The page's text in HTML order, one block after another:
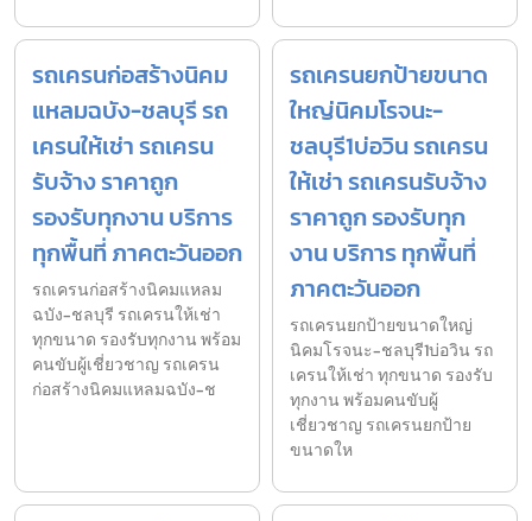
รถเครนก่อสร้างนิคม
แหลมฉบัง-ชลบุรี รถ
เครนให้เช่า รถเครน
รับจ้าง ราคาถูก
รองรับทุกงาน บริการ
ทุกพื้นที่ ภาคตะวันออก
รถเครนก่อสร้างนิคมแหลม
ฉบัง-ชลบุรี รถเครนให้เช่า
ทุกขนาด รองรับทุกงาน พร้อม
คนขับผู้เชี่ยวชาญ รถเครน
ก่อสร้างนิคมแหลมฉบัง-ช
รถเครนยกป้ายขนาด
ใหญ่นิคมโรจนะ-
ชลบุรี1บ่อวิน รถเครน
ให้เช่า รถเครนรับจ้าง
ราคาถูก รองรับทุก
งาน บริการ ทุกพื้นที่
ภาคตะวันออก
รถเครนยกป้ายขนาดใหญ่
นิคมโรจนะ-ชลบุรี1บ่อวิน รถ
เครนให้เช่า ทุกขนาด รองรับ
ทุกงาน พร้อมคนขับผู้
เชี่ยวชาญ รถเครนยกป้าย
ขนาดให